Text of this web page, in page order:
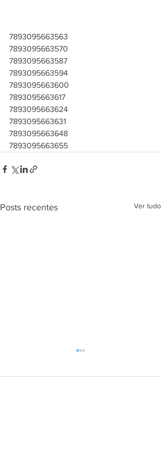
7893095663563
7893095663570
7893095663587
7893095663594
7893095663600
7893095663617
7893095663624
7893095663631
7893095663648
7893095663655
Posts recentes Ver tudo